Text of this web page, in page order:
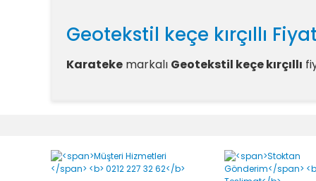
Geotekstil keçe kırçıllı Fiyat
Karateke markalı Geotekstil keçe kırçıllı